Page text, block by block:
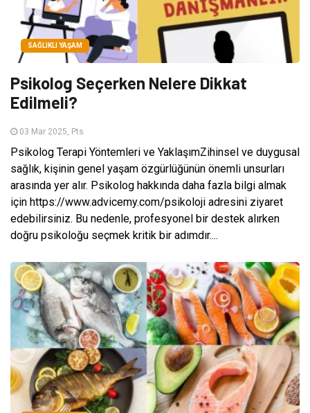
SAĞLIKLI YAŞAM
Psikolog Seçerken Nelere Dikkat
Edilmeli?
03 Mar 2025, Pts
Psikolog Terapi Yöntemleri ve YaklaşımZihinsel ve duygusal
sağlık, kişinin genel yaşam özgürlüğünün önemli unsurları
arasında yer alır. Psikolog hakkında daha fazla bilgi almak
için https://www.advicemy.com/psikoloji adresini ziyaret
edebilirsiniz. Bu nedenle, profesyonel bir destek alırken
doğru psikoloğu seçmek kritik bir adımdır....